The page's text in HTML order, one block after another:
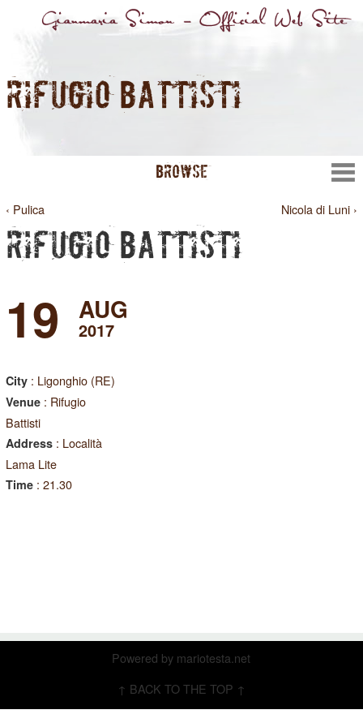
RIFUGIO BATTISTI
BROWSE
‹ Pulica Nicola di Luni ›
RIFUGIO BATTISTI
19 AUG
2017
City: Ligonghio (RE)
Venue: Rifugio
Battisti
Address: Località
Lama Lite
Time: 21.30
Powered by mariotesta.net
↑ BACK TO THE TOP ↑